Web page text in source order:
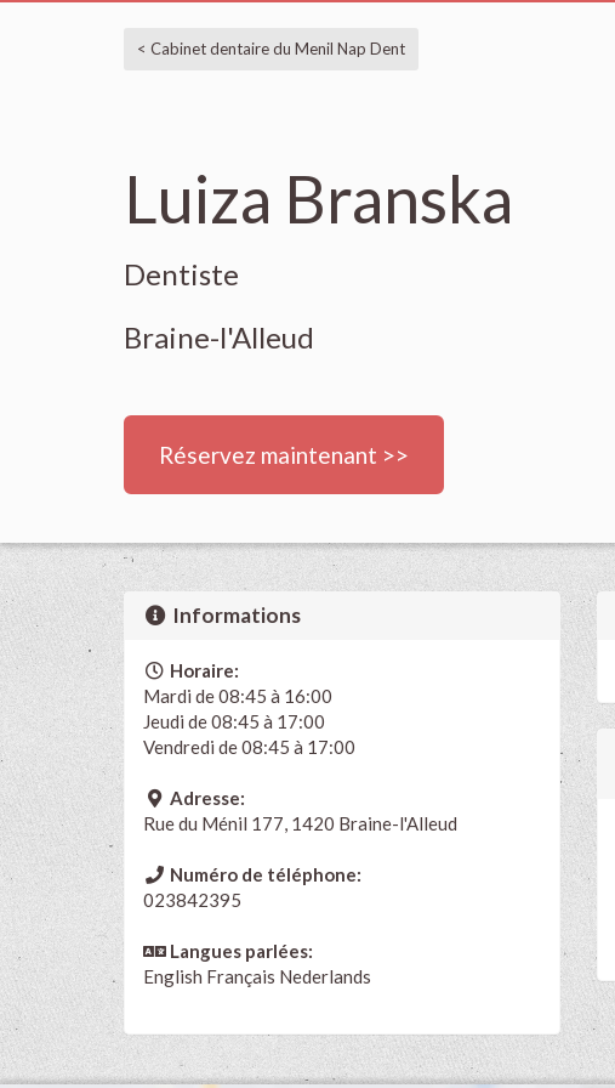
< Cabinet dentaire du Menil Nap Dent
Luiza Branska
Dentiste
Braine-l'Alleud
Réservez maintenant >>
Informations
Horaire:
Mardi de 08:45 à 16:00
Jeudi de 08:45 à 17:00
Vendredi de 08:45 à 17:00
Adresse:
Rue du Ménil 177, 1420 Braine-l'Alleud
Numéro de téléphone:
023842395
Langues parlées:
English Français Nederlands